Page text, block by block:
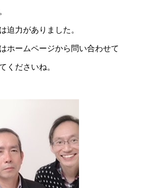
迫力がありました。
ホームページから問い合わせて
くださいね。